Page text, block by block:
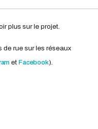
plus sur le projet.
de rue sur les réseaux
etFacebook).